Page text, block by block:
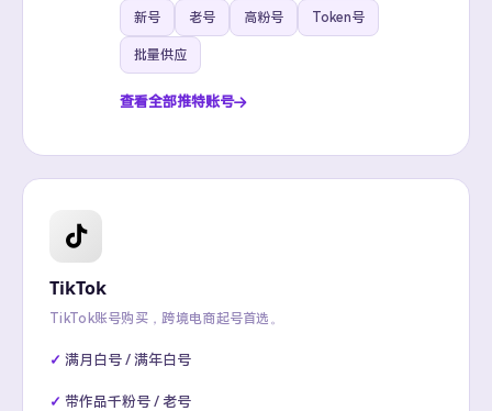
新号 老号 高粉号 Token号
批量供应
查看全部推特账号
TikTok
TikTok账号购买，跨境电商起号首选。
满月白号 / 满年白号
带作品千粉号 / 老号